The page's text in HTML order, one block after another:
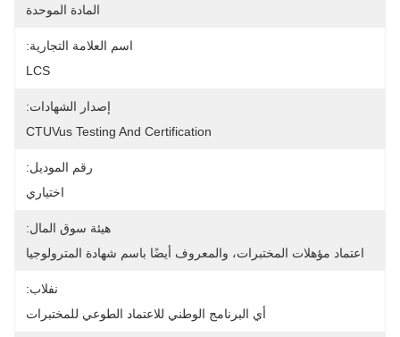
المادة الموحدة
اسم العلامة التجارية:
LCS
إصدار الشهادات:
CTUVus Testing And Certification
رقم الموديل:
اختياري
هيئة سوق المال:
اعتماد مؤهلات المختبرات، والمعروف أيضًا باسم شهادة المترولوجيا
نفلاب:
أي البرنامج الوطني للاعتماد الطوعي للمختبرات